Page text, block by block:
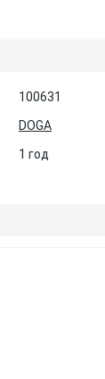
100631
DOGA
1 год